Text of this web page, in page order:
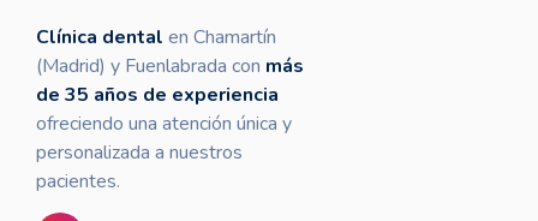
Clínica dental en Chamartín
(Madrid) y Fuenlabrada con más
de 35 años de experiencia
ofreciendo una atención única y
personalizada a nuestros
pacientes.